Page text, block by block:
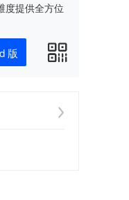
度提供全方位
版